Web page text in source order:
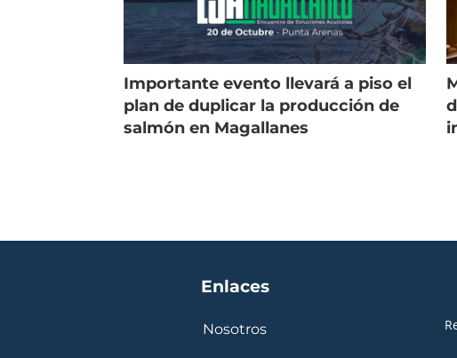
Importante evento llevará a piso el
plan de duplicar la producción de
salmón en Magallanes
Enlaces
Nosotros